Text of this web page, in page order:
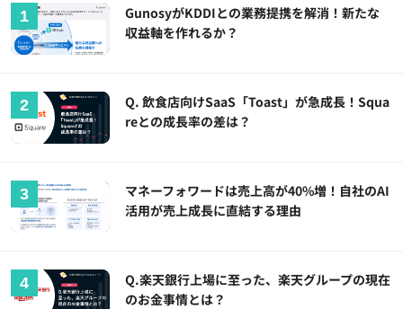
GunosyがKDDIとの業務提携を解消！新たな
収益軸を作れるか？
Q. 飲食店向けSaaS「Toast」が急成長！Squa
reとの成長率の差は？
マネーフォワードは売上高が40%増！自社のAI
活用が売上成長に直結する理由
Q.楽天銀行上場に至った、楽天グループの現在
のお金事情とは？